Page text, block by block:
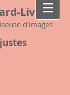
Livet
d'images